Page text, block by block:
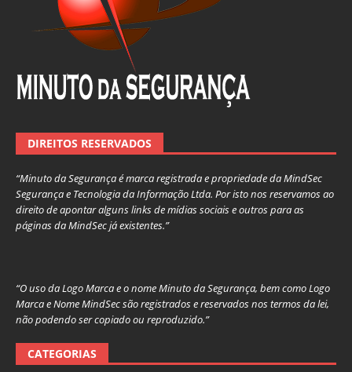
DIREITOS RESERVADOS
“Minuto da Segurança é marca registrada e propriedade da MindSec
Segurança e Tecnologia da Informação Ltda. Por isto nos reservamos ao
direito de apontar alguns links de mídias sociais e outros para as
páginas da MindSec já existentes.”
“O uso da Logo Marca e o nome Minuto da Segurança, bem como Logo
Marca e Nome MindSec são registrados e reservados nos termos da lei,
não podendo ser copiado ou reproduzido.”
CATEGORIAS